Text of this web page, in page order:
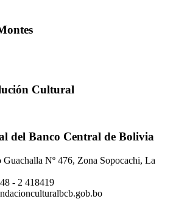
Cultural
del Banco Central de Bolivia
Guachalla Nº 476, Zona Sopocachi, La
- 2 418419